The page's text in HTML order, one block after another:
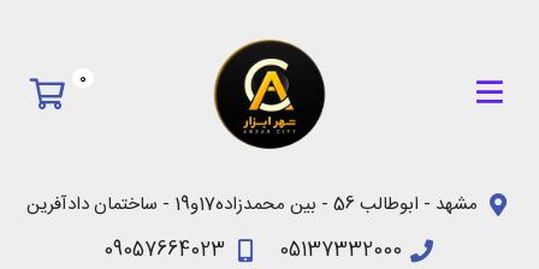
0
مشهد - ابوطالب 56 - بین محمدزاده17و19 - ساختمان دادآفرین
05137332000
09057664023